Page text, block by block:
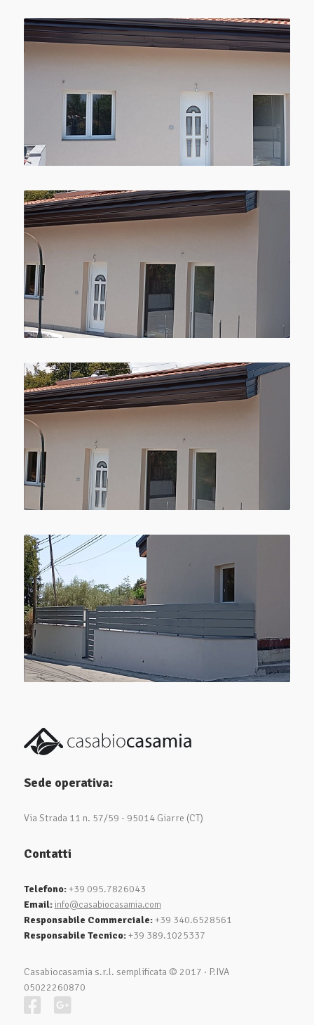
Sede operativa:
Via Strada 11 n. 57/59 - 95014 Giarre (CT)
Contatti
Telefono:+39 095.7826043
Email: info@casabiocasamia.com
Responsabile Commerciale:+39 340.6528561
Responsabile Tecnico:+39 389.1025337
Casabiocasamia s.r.l. semplificata © 2017 · P.IVA
05022260870